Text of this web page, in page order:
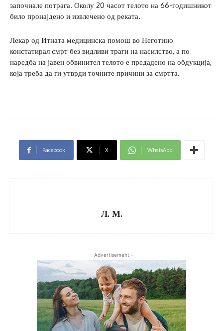
започнале потрага. Околу 20 часот телото на 66-годишникот
било пронајдено и извлечено од реката.
Лекар од Итната медицинска помош во Неготино
констатирал смрт без видливи траги на насилство, а по
наредба на јавен обвинител телото е предадено на обдукција,
која треба да ги утврди точните причини за смртта.
Facebook X WhatsApp
Л. М.
- Advertisement -